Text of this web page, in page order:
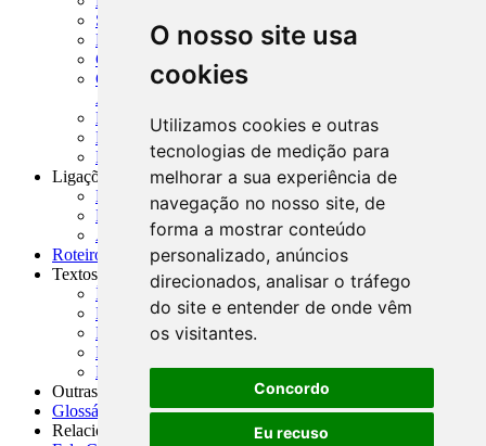
O nosso site usa
cookies
Utilizamos cookies e outras
tecnologias de medição para
melhorar a sua experiência de
navegação no nosso site, de
forma a mostrar conteúdo
personalizado, anúncios
direcionados, analisar o tráfego
do site e entender de onde vêm
os visitantes.
Concordo
Eu recuso
SISORF - Manual de Organização do SFN
MASUP - Manual de Supervisão Bancária
CADOC - Catálogo de Documentos
CNAE-CONCLA - Classificação Nacional de
Atividades Econômicas
PMF - Cartilhas do BCB
Manuais Auxiliares do BCB e Cosif-e
Resenhas Diárias Governamentais
Ligações Externas
Links Úteis
Presidência da República
Agências Nacionais Reguladoras
Roteiros para Estudos
Textos
Índice de Textos
Editorial
Monografias
Na Imprensa
Fórum de Discussão
Outras ferramentas
Glossário
Relacionamento